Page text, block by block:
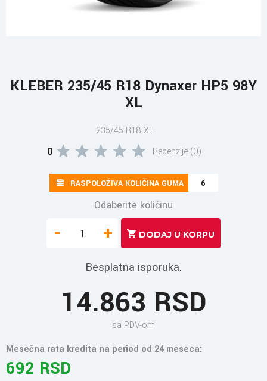
KLEBER 235/45 R18 Dynaxer HP5 98Y
XL
235/45 R18 XL
0 Recenzije (0)
RASPOLOŽIVA KOLIČINA GUMA 6
Odaberite količinu
- +
Besplatna isporuka.
14.863 RSD
sa PDV-om
Mesečna rata kredita na period od 24 meseca:
692 RSD